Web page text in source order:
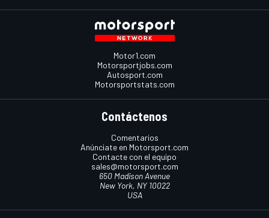
Motor1.com
Motorsportjobs.com
Autosport.com
Motorsportstats.com
Contáctenos
Comentarios
Anúnciate en Motorsport.com
Contacte con el equipo
sales@motorsport.com
650 Madison Avenue
New York, NY 10022
USA